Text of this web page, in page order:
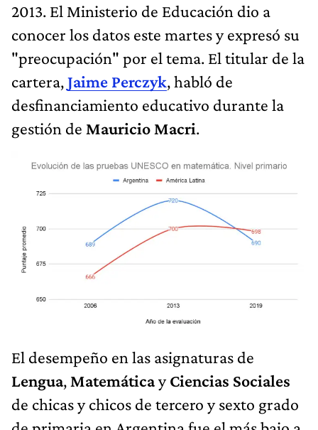
2013. El Ministerio de Educación dio a
conocer los datos este martes y expresó su
"preocupación" por el tema. El titular de la
cartera,Jaime Perczyk, habló de
desfinanciamiento educativo durante la
gestión de Mauricio Macri.
El desempeño en las asignaturas de
Lengua, MatemáticayCiencias Sociales
de chicas y chicos de tercero y sexto grado